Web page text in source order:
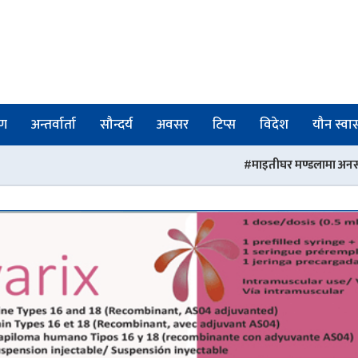
अन्तर्वार्ता सौन्दर्य अवसर टिप्स विदेश यौन
माइतीघर मण्डलामा अनसनरत डा. डिल्ली हरिजन